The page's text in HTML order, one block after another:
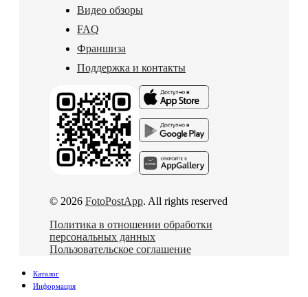
Видео обзоры
FAQ
Франшиза
Поддержка и контакты
© 2026 FotoPostApp. All rights reserved
Политика в отношении обработки
персональных данных
Пользовательское соглашение
Каталог
Информация